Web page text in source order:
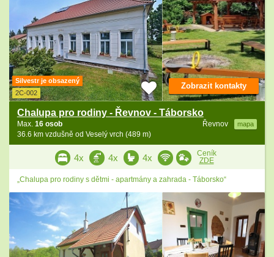
Silvestr je obsazený
2C-002
Chalupa pro rodiny - Řevnov - Táborsko
Řevnov mapa
Max. 16 osob
36.6 km vzdušně od Veselý vrch (489 m)
Zobrazit kontakty
4x 4x 4x
Ceník
ZDE
„Chalupa pro rodiny s dětmi - apartmány a zahrada - Táborsko“